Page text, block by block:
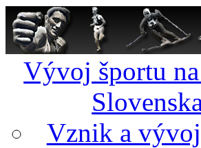
Vývoj športu
Vznik a